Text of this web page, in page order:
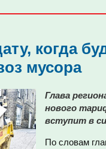
когда
мусора
Глава
нового
вступит в
По словам